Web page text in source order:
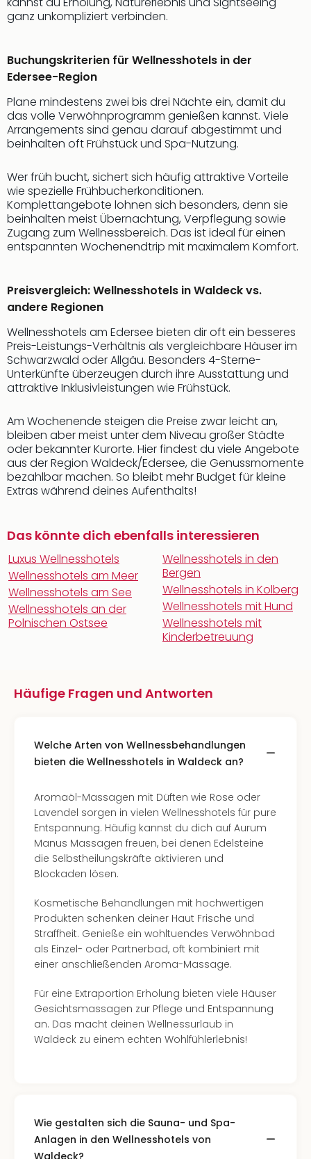
ganz unkompliziert verbinden.
Buchungskriterien für Wellnesshotels in der
Edersee-Region
Plane mindestens zwei bis drei Nächte ein, damit du
das volle Verwöhnprogramm genießen kannst. Viele
Arrangements sind genau darauf abgestimmt und
beinhalten oft Frühstück und Spa-Nutzung.
Wer früh bucht, sichert sich häufig attraktive Vorteile
wie spezielle Frühbucherkonditionen.
Komplettangebote lohnen sich besonders, denn sie
beinhalten meist Übernachtung, Verpflegung sowie
Zugang zum Wellnessbereich. Das ist ideal für einen
entspannten Wochenendtrip mit maximalem Komfort.
Preisvergleich: Wellnesshotels in Waldeck vs.
andere Regionen
Wellnesshotels am Edersee bieten dir oft ein besseres
Preis-Leistungs-Verhältnis als vergleichbare Häuser im
Schwarzwald oder Allgäu. Besonders 4-Sterne-
Unterkünfte überzeugen durch ihre Ausstattung und
attraktive Inklusivleistungen wie Frühstück.
Am Wochenende steigen die Preise zwar leicht an,
bleiben aber meist unter dem Niveau großer Städte
oder bekannter Kurorte. Hier findest du viele Angebote
aus der Region Waldeck/Edersee, die Genussmomente
bezahlbar machen. So bleibt mehr Budget für kleine
Extras während deines Aufenthalts!
Das könnte dich ebenfalls interessieren
Luxus Wellnesshotels
Wellnesshotels am Meer
Wellnesshotels am See
Wellnesshotels an der
Polnischen Ostsee
Wellnesshotels in den
Bergen
Wellnesshotels in Kolberg
Wellnesshotels mit Hund
Wellnesshotels mit
Kinderbetreuung
Häufige Fragen und Antworten
Welche Arten von Wellnessbehandlungen
bieten die Wellnesshotels in Waldeck an?
Aromaöl-Massagen mit Düften wie Rose oder
Lavendel sorgen in vielen Wellnesshotels für pure
Entspannung. Häufig kannst du dich auf Aurum
Manus Massagen freuen, bei denen Edelsteine
die Selbstheilungskräfte aktivieren und
Blockaden lösen.
Kosmetische Behandlungen mit hochwertigen
Produkten schenken deiner Haut Frische und
Straffheit. Genieße ein wohltuendes Verwöhnbad
als Einzel- oder Partnerbad, oft kombiniert mit
einer anschließenden Aroma-Massage.
Für eine Extraportion Erholung bieten viele Häuser
Gesichtsmassagen zur Pflege und Entspannung
an. Das macht deinen Wellnessurlaub in
Waldeck zu einem echten Wohlfühlerlebnis!
Wie gestalten sich die Sauna- und Spa-
Anlagen in den Wellnesshotels von
Waldeck?